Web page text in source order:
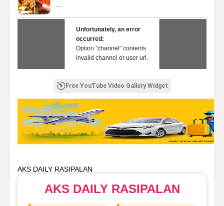
...
Unfortunately, an error
occurred:
Option "channel" contents
invalid channel or user url.
Free YouTube Video Gallery Widget
AKS DAILY RASIPALAN
AKS DAILY RASIPALAN